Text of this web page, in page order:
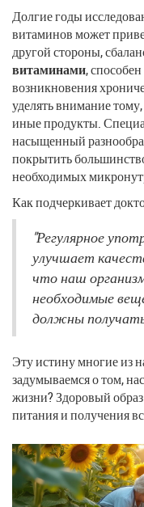
Долгие годы
витаминов может
другой стороны,
витаминами,
возникновения
уделять внимание
иные продукты.
насыщенный
покрытить
необходимых
Как подчеркивает
"Регулярное
улучшает
что наш
необходимые
должны получать
Эту истину многие из
задумываемся о том,
жизни? Здоровый
питания и получения